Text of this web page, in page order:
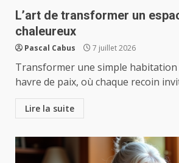
L’art de transformer un
chaleureux
Pascal Cabus 7 juillet 2026
Transformer une simple
havre de paix, où chaque recoin
Lire la suite